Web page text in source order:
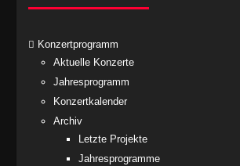
Konzertprogramm
Aktuelle Konzerte
Jahresprogramm
Konzertkalender
Archiv
Letzte Projekte
Jahresprogramme